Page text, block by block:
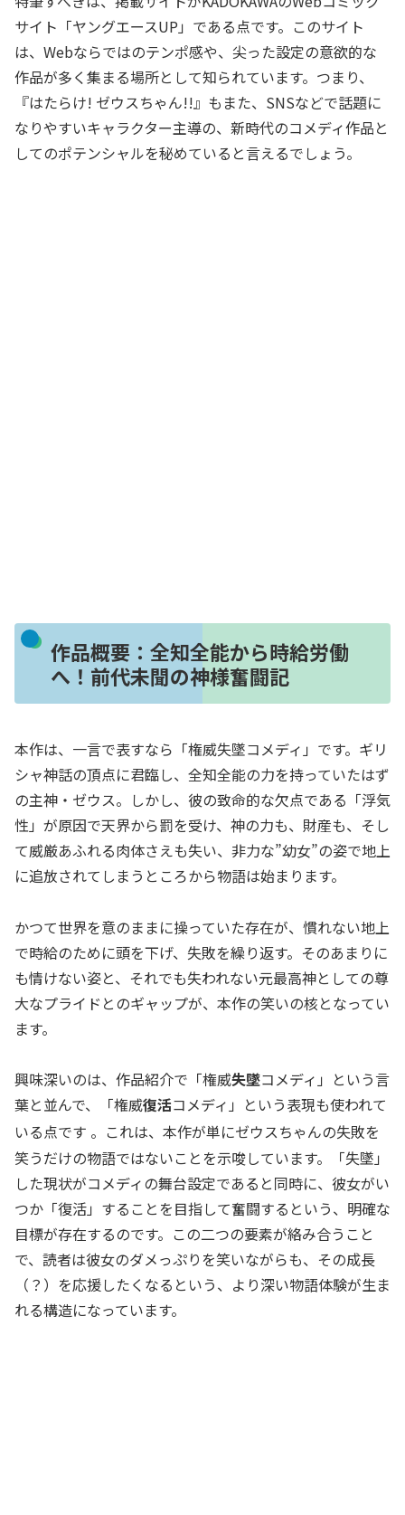
サイト「ヤングエースUP」である点です。このサイト
は、Webならではのテンポ感や、尖った設定の意欲的な
作品が多く集まる場所として知られています。つまり、
『はたらけ! ゼウスちゃん!!』もまた、SNSなどで話題に
なりやすいキャラクター主導の、新時代のコメディ作品と
してのポテンシャルを秘めていると言えるでしょう。
作品概要：全知全能から時給労働
へ！前代未聞の神様奮闘記
本作は、一言で表すなら「権威失墜コメディ」です。ギリ
シャ神話の頂点に君臨し、全知全能の力を持っていたはず
の主神・ゼウス。しかし、彼の致命的な欠点である「浮気
性」が原因で天界から罰を受け、神の力も、財産も、そし
て威厳あふれる肉体さえも失い、非力な”幼女”の姿で地上
に追放されてしまうところから物語は始まります。
かつて世界を意のままに操っていた存在が、慣れない地上
で時給のために頭を下げ、失敗を繰り返す。そのあまりに
も情けない姿と、それでも失われない元最高神としての尊
大なプライドとのギャップが、本作の笑いの核となってい
ます。
興味深いのは、作品紹介で「権威失墜コメディ」という言
葉と並んで、「権威復活コメディ」という表現も使われて
いる点です 。これは、本作が単にゼウスちゃんの失敗を
笑うだけの物語ではないことを示唆しています。「失墜」
した現状がコメディの舞台設定であると同時に、彼女がい
つか「復活」することを目指して奮闘するという、明確な
目標が存在するのです。この二つの要素が絡み合うこと
で、読者は彼女のダメっぷりを笑いながらも、その成長
（？）を応援したくなるという、より深い物語体験が生ま
れる構造になっています。